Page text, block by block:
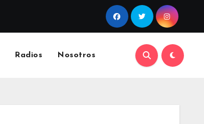
Radios Nosotros